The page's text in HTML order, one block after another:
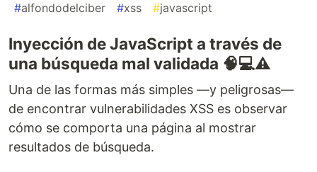
#alfondodelciber #xss #javascript
Inyección de JavaScript a través de
una búsqueda mal validada 🧠💻⚠️
Una de las formas más simples —y peligrosas—
de encontrar vulnerabilidades XSS es observar
cómo se comporta una página al mostrar
resultados de búsqueda.